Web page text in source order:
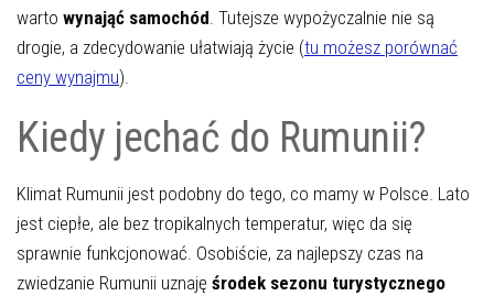
warto wynająć samochód . Tutejsze wypożyczalnie nie są
drogie, a zdecydowanie ułatwiają życie (tu możesz porównać
ceny wynajmu).
Kiedy jechać do Rumunii?
Klimat Rumunii jest podobny do tego, co mamy w Polsce. Lato
jest ciepłe, ale bez tropikalnych temperatur, więc da się
sprawnie funkcjonować. Osobiście, za najlepszy czas na
zwiedzanie Rumunii uznaję środek sezonu turystycznego